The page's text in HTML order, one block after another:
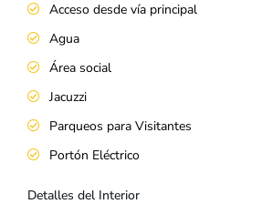
Acceso desde vía principal
Agua
Área social
Jacuzzi
Parqueos para Visitantes
Portón Eléctrico
Detalles del Interior